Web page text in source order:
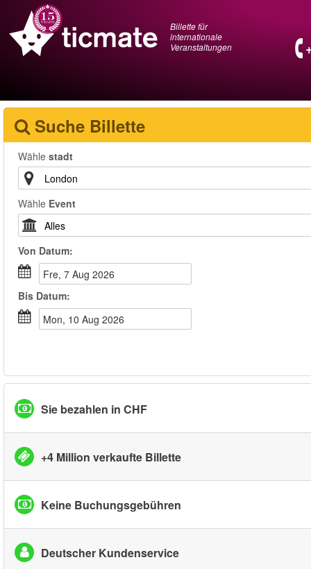
Billette für
internationale
Veranstaltungen
Suche Billette
Wähle stadt
Wähle Event
Von Datum:
Fre, 7 Aug 2026
Bis Datum:
Mon, 10 Aug 2026
Sie bezahlen in CHF
+4 Million verkaufte Billette
Keine Buchungsgebühren
Deutscher Kundenservice